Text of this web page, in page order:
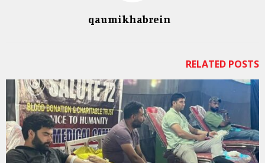
qaumikhabrein
RELATED POSTS